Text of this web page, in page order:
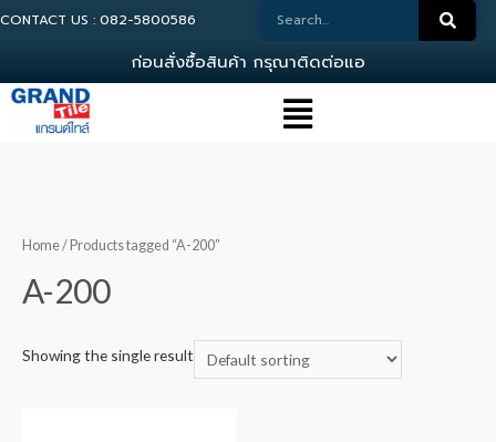
CONTACT US : 082-5800586
อนสงซอสนคา ก รณาตดตอแอด
Home/ Products tagged “A-200”
A-200
Showing the single result